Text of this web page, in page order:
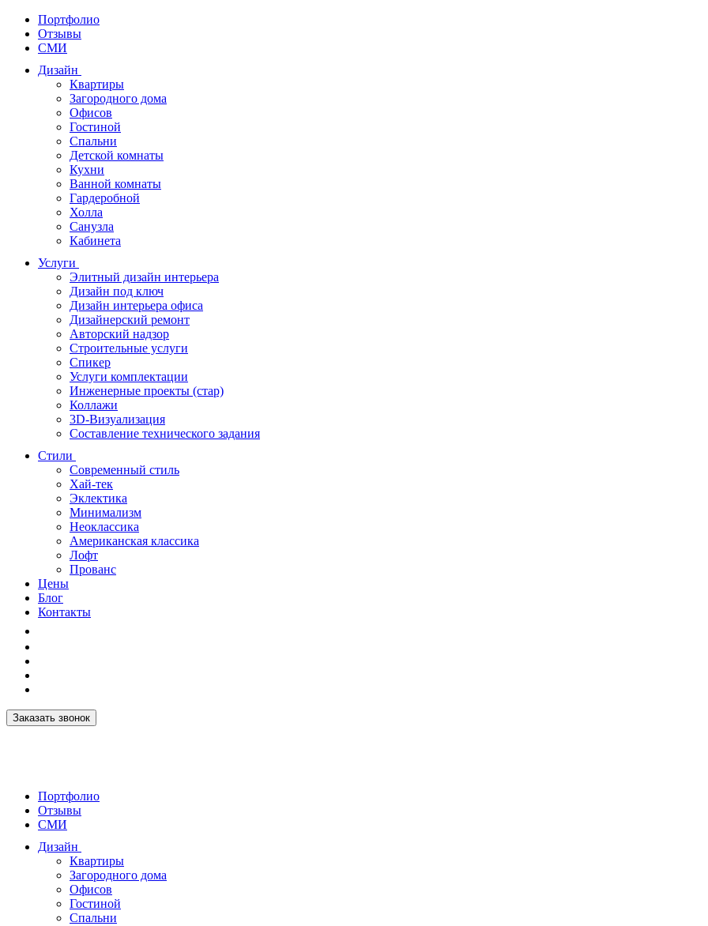
Портфолио
Отзывы
СМИ
Дизайн
Квартиры
Загородного дома
Офисов
Гостиной
Спальни
Детской комнаты
Кухни
Ванной комнаты
Гардеробной
Холла
Санузла
Кабинета
Услуги
Элитный дизайн интерьера
Дизайн под ключ
Дизайн интерьера офиса
Дизайнерский ремонт
Авторский надзор
Строительные услуги
Спикер
Услуги комплектации
Инженерные проекты (стар)
Коллажи
3D-Визуализация
Составление технического задания
Стили
Современный стиль
Хай-тек
Эклектика
Минимализм
Неоклассика
Американская классика
Лофт
Прованс
Цены
Блог
Контакты
Заказать звонок
Портфолио
Отзывы
СМИ
Дизайн
Квартиры
Загородного дома
Офисов
Гостиной
Спальни